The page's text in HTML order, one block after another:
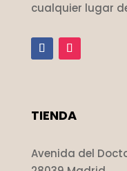
cualquier lugar
TIENDA
Avenida del